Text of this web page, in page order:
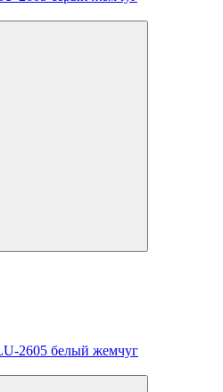
2605 белый жемчуг